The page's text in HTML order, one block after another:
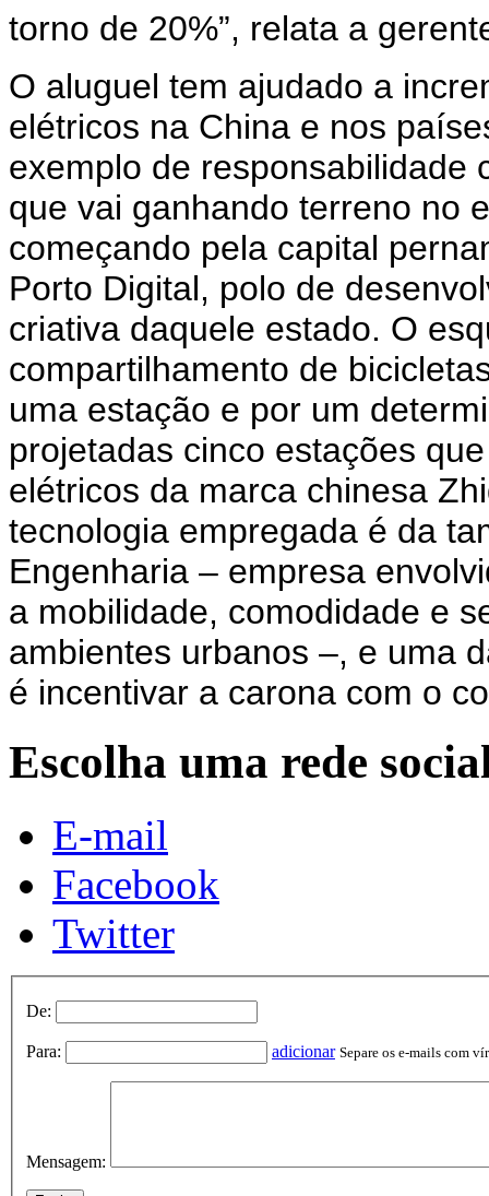
torno de 20%”, relata a
O aluguel tem ajudado a
elétricos na China e nos
exemplo de responsabilidade
que vai ganhando terreno no
começando pela capital
Porto Digital, polo de
criativa daquele estado. O
compartilhamento de
uma estação e por um
projetadas cinco estações
elétricos da marca chinesa
tecnologia empregada é da
Engenharia – empresa
a mobilidade, comodidade e
ambientes urbanos –, e uma
é incentivar a carona com o
Escolha uma rede
E-mail
Facebook
Twitter
De:
Para: adicionar Separe os e-mails com
Mensagem: